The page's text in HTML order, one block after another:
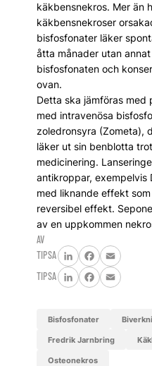
käkbensnekros. Mer än
käkbensnekroser
bisfosfonater läker
åtta månader utan
bisfosfonaten och
ovan.
Detta ska jämföras med
med intravenösa
zoledronsyra (Zometa),
läker ut sin benblotta
medicinering.
antikroppar, exempelvis
med liknande effekt
reversibel effekt.
av en uppkommen
AV
TIPSA
LinkedInFacebook
Email
TIPSA
LinkedInFacebook
Email
bisfosfonater
Fredrik Jarnbring
osteonekros